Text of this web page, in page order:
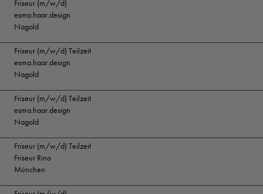
Friseur (m/w/d)
esma.haar.design
Nagold
Friseur (m/w/d) Teilzeit
esma.haar.design
Nagold
Friseur (m/w/d) Teilzeit
esma.haar.design
Nagold
Friseur (m/w/d) Teilzeit
Friseur Rino
München